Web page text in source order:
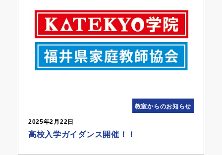
教室からのお知らせ
2025年2月22日
高校入学ガイダンス開催！！